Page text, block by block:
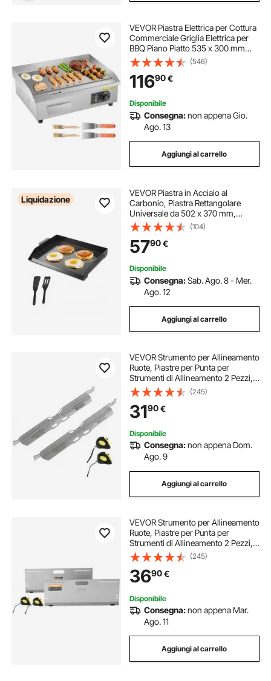
VEVOR Piastra Elettrica per Cottura
Commerciale Griglia Elettrica per
BBQ Piano Piatto 535 x 300 mm
3200 W, Temperatura Regolabile tra
50-300 °C, Griglia da Banco in
Acciaio Inox per Bistecche
(546)
11690€
Disponibile
Consegna:non appena Gio.
Ago. 13
Aggiungi al carrello
Liquidazione
VEVOR Piastra in Acciaio al
Carbonio, Piastra Rettangolare
Universale da 502 x 370 mm,
Piastra a Gas per Teppanyaki,
Pentole Portatili con Manico, per
Campeggio Festa Eventi da
Esterno, Nero
(104)
5790€
Disponibile
Consegna:Sab. Ago. 8 - Mer.
Ago. 12
Aggiungi al carrello
VEVOR Strumento per Allineamento
Ruote, Piastre per Punta per
Strumenti di Allineamento 2 Pezzi,
Piastra per Strumenti per
Misurazione dell'Angolo della Punta
in Acciaio Inox, 2 Nastri di
Misurazione
(245)
3190€
Disponibile
Consegna:non appena Dom.
Ago. 9
Aggiungi al carrello
VEVOR Strumento per Allineamento
Ruote, Piastre per Punta per
Strumenti di Allineamento 2 Pezzi,
Piastra per Strumenti per
Misurazione dell'Angolo della Punta
in Acciaio Inox, 4 Aste di
Allineamento
(245)
3690€
Disponibile
Consegna:non appena Mar.
Ago. 11
Aggiungi al carrello